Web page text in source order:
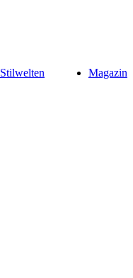
Stilwelten
Magazin